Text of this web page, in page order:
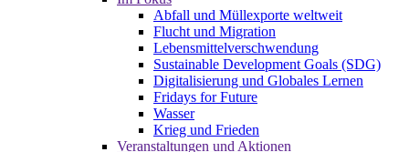
Abfall und Müllexporte weltweit
Flucht und Migration
Lebensmittelverschwendung
Sustainable Development Goals (SDG)
Digitalisierung und Globales Lernen
Fridays for Future
Wasser
Krieg und Frieden
Veranstaltungen und Aktionen